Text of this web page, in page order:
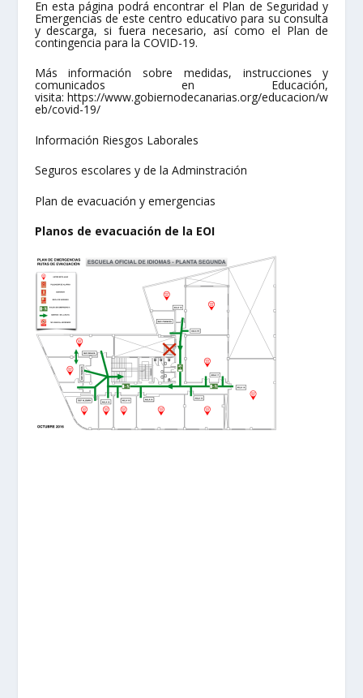
En esta página podrá encontrar el Plan de Seguridad y
Emergencias de este centro educativo para su consulta
y descarga, si fuera necesario, así como el Plan de
contingencia para la COVID-19.
Más información sobre medidas, instrucciones y
comunicados en Educación,
visita:https://www.gobiernodecanarias.org/educacion/w
eb/covid-19/
Información Riesgos Laborales
Seguros escolares y de la Adminstración
Plan de evacuación y emergencias
Planos de evacuación de la EOI